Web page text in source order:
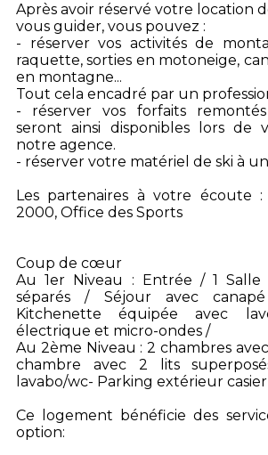
Après avoir réservé votre location
vous guider, vous pouvez :
- réserver vos activités de
raquette, sorties en motoneige,
en montagne...
Tout cela encadré par un
- réserver vos forfaits
seront ainsi disponibles lors de
notre agence.
- réserver votre matériel de ski à
Les partenaires à votre écoute :
2000, Office des Sports
Coup de cœur
Au 1er Niveau : Entrée / 1 Salle
séparés / Séjour avec
Kitchenette équipée avec
électrique et micro-ondes /
Au 2ème Niveau : 2 chambres
chambre avec 2 lits
lavabo/wc- Parking extérieur casier
Ce logement bénéficie des
option: